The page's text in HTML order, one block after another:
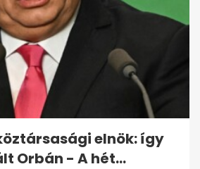
elnök: így
Orbán - A hét...